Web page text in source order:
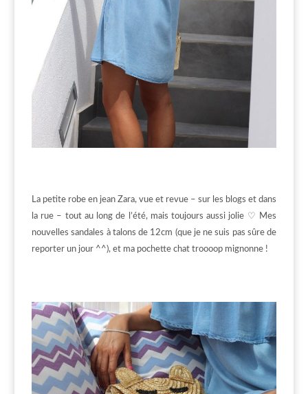
La petite robe en jean Zara, vue et revue – sur les blogs et dans
la rue – tout au long de l’été, mais toujours aussi jolie ♡ Mes
nouvelles sandales à talons de 12cm (que je ne suis pas sûre de
reporter un jour ^^), et ma pochette chat troooop mignonne !